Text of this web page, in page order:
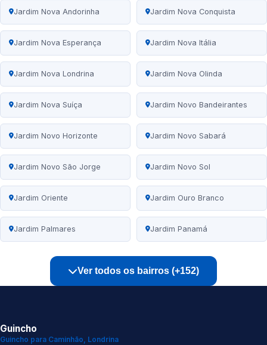
Jardim Nova Andorinha Jardim Nova Conquista
Jardim Nova Esperança Jardim Nova Itália
Jardim Nova Londrina Jardim Nova Olinda
Jardim Nova Suíça Jardim Novo Bandeirantes
Jardim Novo Horizonte Jardim Novo Sabará
Jardim Novo São Jorge Jardim Novo Sol
Jardim Oriente Jardim Ouro Branco
Jardim Palmares Jardim Panamá
Ver todos os bairros (+152)
Guincho
Guincho para Caminhão, Londrina